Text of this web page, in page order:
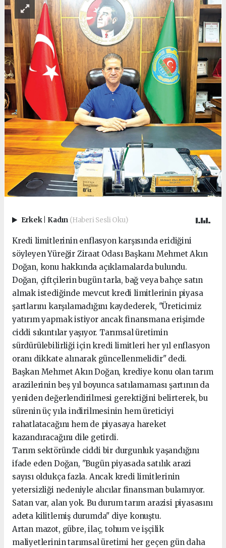
Erkek Kadın (Haberi Sesli Oku)
Kredi limitlerinin enflasyon karşısında eridiğini
söyleyen Yüreğir Ziraat Odası Başkanı Mehmet Akın
Doğan, konu hakkında açıklamalarda bulundu.
Doğan, çiftçilerin bugün tarla, bağ veya bahçe satın
almak istediğinde mevcut kredi limitlerinin piyasa
şartlarını karşılamadığını kaydederek, "Üreticimiz
yatırım yapmak istiyor ancak finansmana erişimde
ciddi sıkıntılar yaşıyor. Tarımsal üretimin
sürdürülebilirliği için kredi limitleri her yıl enflasyon
oranı dikkate alınarak güncellenmelidir" dedi.
Başkan Mehmet Akın Doğan, krediye konu olan tarım
arazilerinin beş yıl boyunca satılamaması şartının da
yeniden değerlendirilmesi gerektiğini belirterek, bu
sürenin üç yıla indirilmesinin hem üreticiyi
rahatlatacağını hem de piyasaya hareket
kazandıracağını dile getirdi.
Tarım sektöründe ciddi bir durgunluk yaşandığını
ifade eden Doğan, "Bugün piyasada satılık arazi
sayısı oldukça fazla. Ancak kredi limitlerinin
yetersizliği nedeniyle alıcılar finansman bulamıyor.
Satan var, alan yok. Bu durum tarım arazisi piyasasını
adeta kilitlemiş durumda" diye konuştu.
Artan mazot, gübre, ilaç, tohum ve işçilik
maliyetlerinin tarımsal üretimi her geçen gün daha